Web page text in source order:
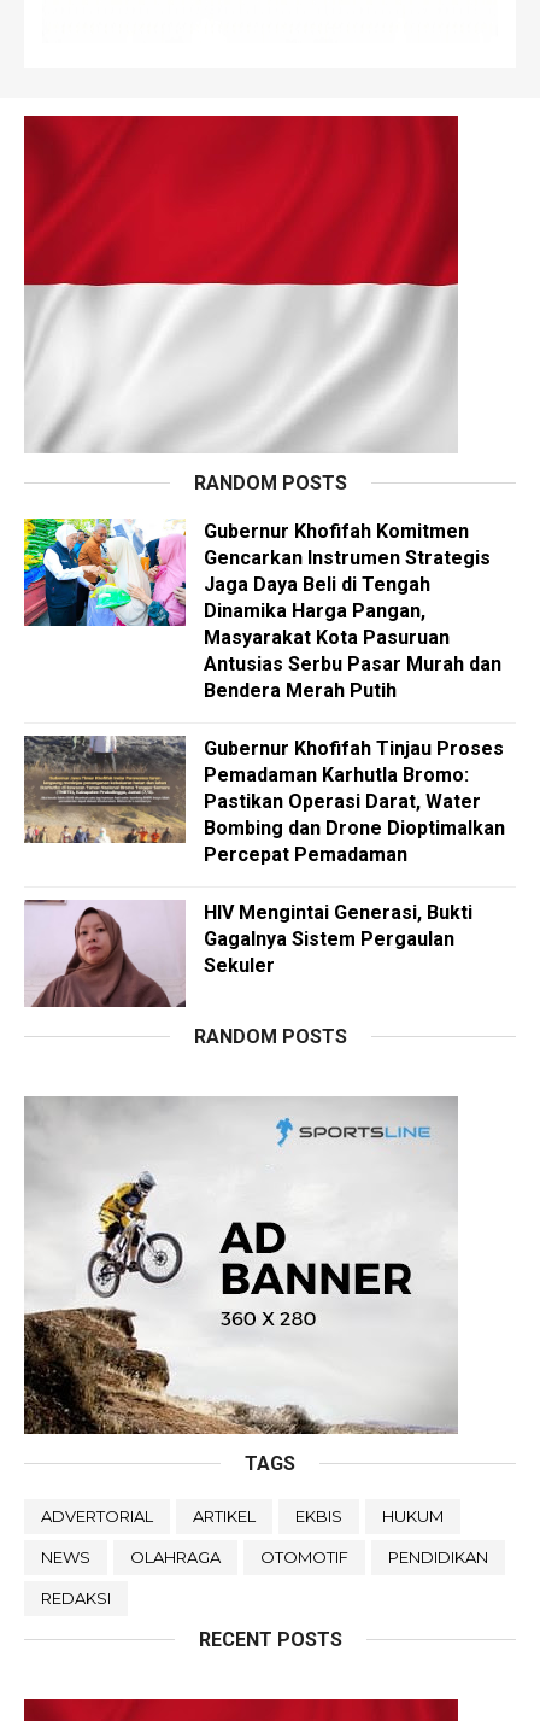
RANDOM POSTS
Gubernur Khofifah Komitmen
Gencarkan Instrumen Strategis
Jaga Daya Beli di Tengah
Dinamika Harga Pangan,
Masyarakat Kota Pasuruan
Antusias Serbu Pasar Murah dan
Bendera Merah Putih
Gubernur Khofifah Tinjau Proses
Pemadaman Karhutla Bromo:
Pastikan Operasi Darat, Water
Bombing dan Drone Dioptimalkan
Percepat Pemadaman
HIV Mengintai Generasi, Bukti
Gagalnya Sistem Pergaulan
Sekuler
RANDOM POSTS
TAGS
ADVERTORIAL ARTIKEL EKBIS HUKUM
NEWS OLAHRAGA OTOMOTIF PENDIDIKAN
REDAKSI
RECENT POSTS